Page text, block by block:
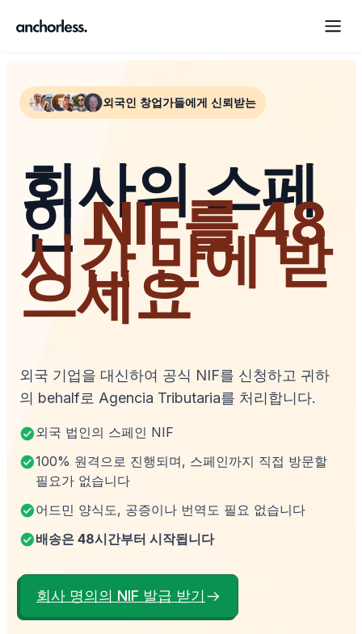
외국인 창업가들에게 신뢰받는
회사의 스페
인NIF를 48
시간 만에 받
으세요
외국 기업을 대신하여 공식 NIF를 신청하고 귀하
의 behalf로 Agencia Tributaria를 처리합니다.
외국 법인의 스페인 NIF
100% 원격으로 진행되며, 스페인까지 직접 방문할
필요가 없습니다
어드민 양식도, 공증이나 번역도 필요 없습니다
배송은 48시간부터 시작됩니다
회사 명의의 NIF 발급 받기